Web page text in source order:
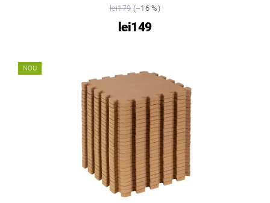
lei179(–16 %)
lei149
NOU